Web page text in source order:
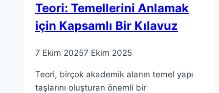
Teori: Temellerini Anlamak
için Kapsamlı Bir Kılavuz
7 Ekim 20257 Ekim 2025
Teori, birçok akademik alanın temel yapı
taşlarını oluşturan önemli bir